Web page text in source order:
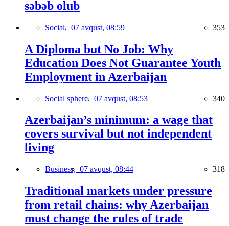
səbəb olub
Social, 07 avqust, 08:59 353
A Diploma but No Job: Why
Education Does Not Guarantee Youth
Employment in Azerbaijan
Social sphere, 07 avqust, 08:53 340
Azerbaijan’s minimum: a wage that
covers survival but not independent
living
Business, 07 avqust, 08:44 318
Traditional markets under pressure
from retail chains: why Azerbaijan
must change the rules of trade